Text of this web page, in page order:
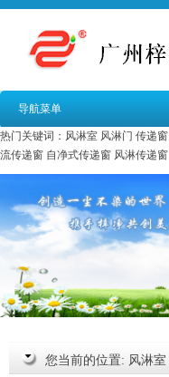
导航菜单
热门关键词： 风淋室 风淋门 传递窗
流传递窗 自净式传递窗 风淋传递窗
您当前的位置: 风淋室